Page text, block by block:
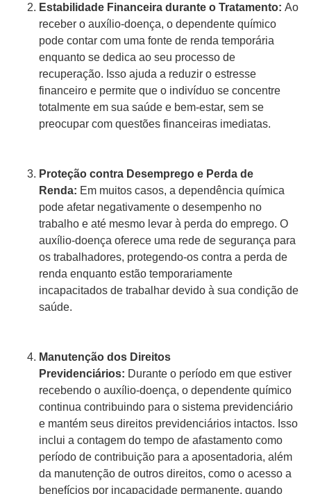
Estabilidade Financeira durante o Tratamento: Ao
receber o auxílio-doença, o dependente químico
pode contar com uma fonte de renda temporária
enquanto se dedica ao seu processo de
recuperação. Isso ajuda a reduzir o estresse
financeiro e permite que o indivíduo se concentre
totalmente em sua saúde e bem-estar, sem se
preocupar com questões financeiras imediatas.
Proteção contra Desemprego e Perda de
Renda: Em muitos casos, a dependência química
pode afetar negativamente o desempenho no
trabalho e até mesmo levar à perda do emprego. O
auxílio-doença oferece uma rede de segurança para
os trabalhadores, protegendo-os contra a perda de
renda enquanto estão temporariamente
incapacitados de trabalhar devido à sua condição de
saúde.
Manutenção dos Direitos
Previdenciários: Durante o período em que estiver
recebendo o auxílio-doença, o dependente químico
continua contribuindo para o sistema previdenciário
e mantém seus direitos previdenciários intactos. Isso
inclui a contagem do tempo de afastamento como
período de contribuição para a aposentadoria, além
da manutenção de outros direitos, como o acesso a
benefícios por incapacidade permanente, quando